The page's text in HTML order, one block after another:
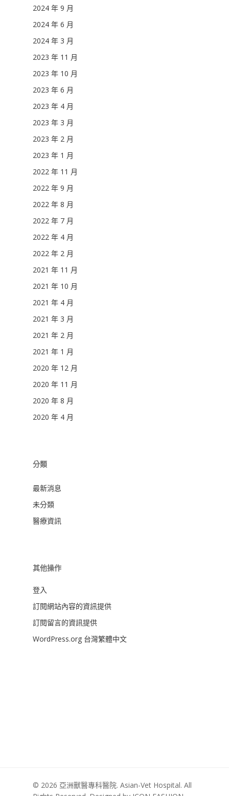
2024 年 9 月
2024 年 6 月
2024 年 3 月
2023 年 11 月
2023 年 10 月
2023 年 6 月
2023 年 4 月
2023 年 3 月
2023 年 2 月
2023 年 1 月
2022 年 11 月
2022 年 9 月
2022 年 8 月
2022 年 7 月
2022 年 4 月
2022 年 2 月
2021 年 11 月
2021 年 10 月
2021 年 4 月
2021 年 3 月
2021 年 2 月
2021 年 1 月
2020 年 12 月
2020 年 11 月
2020 年 8 月
2020 年 4 月
分類
最新消息
未分類
醫療資訊
其他操作
登入
訂閱網站內容的資訊提供
訂閱留言的資訊提供
WordPress.org 台灣繁體中文
© 2026 亞洲獸醫專科醫院. Asian-Vet Hospital. All